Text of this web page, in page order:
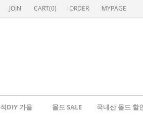
JOIN CART(0) ORDER MYPAGE
DIY 가을 몰드 SALE 국내산 몰드 할